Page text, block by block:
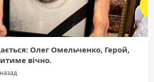
Олег Омельченко, Герой,
вічно.